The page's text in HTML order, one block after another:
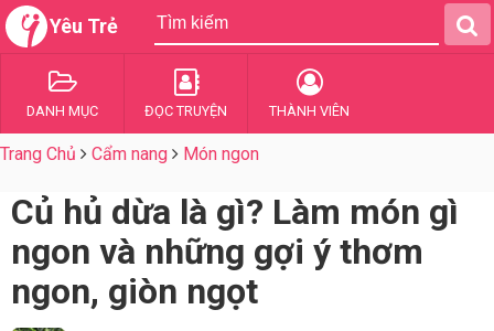
Yêu Trẻ
DANH MỤC ĐỌC TRUYỆN THÀNH VIÊN
Trang Chủ Cẩm nang Món ngon
Củ hủ dừa là gì? Làm món gì
ngon và những gợi ý thơm
ngon, giòn ngọt